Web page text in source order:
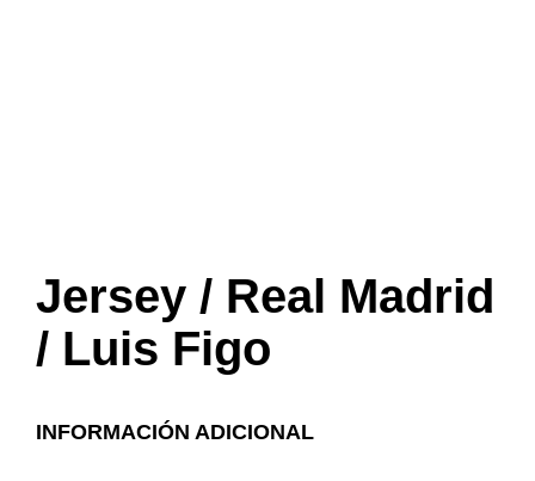
Jersey / Real Madrid
/ Luis Figo
INFORMACIÓN ADICIONAL